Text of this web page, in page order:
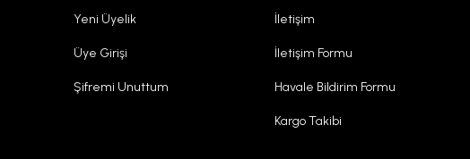
Yeni Üyelik
Üye Girişi
Şifremi Unuttum
İletişim
İletişim Formu
Havale Bildirim Formu
Kargo Takibi